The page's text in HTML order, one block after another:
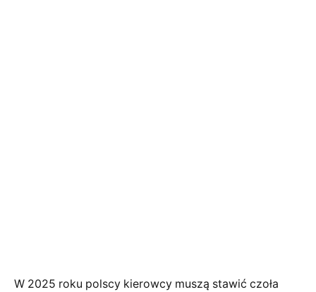
W 2025 roku polscy kierowcy muszą stawić czoła